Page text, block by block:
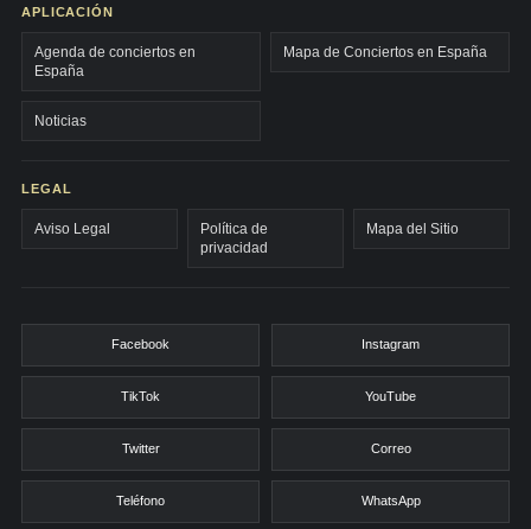
APLICACIÓN
Agenda de conciertos en
España
Mapa de Conciertos en España
Noticias
LEGAL
Aviso Legal
Política de
privacidad
Mapa del Sitio
Facebook Instagram
TikTok YouTube
Twitter Correo
Teléfono WhatsApp